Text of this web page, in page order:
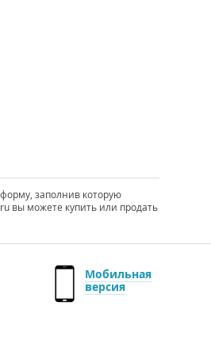
заполнив которую
вы можете купить или продать
Мобильная
версия